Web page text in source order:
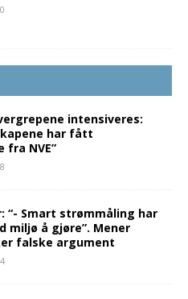
0
intensiveres:
har fått
fra NVE”
8
“- Smart strømmåling har
miljø å gjøre”. Mener
falske argument
4